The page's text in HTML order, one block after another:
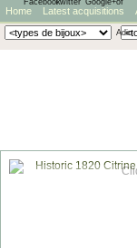
Home Latest acquisitions